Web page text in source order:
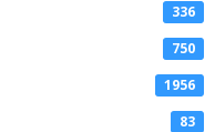
336
750
1956
83